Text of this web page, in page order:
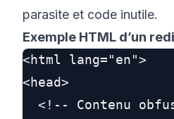
parasite et code inutile.
Exemple HTML d’un
<html lang="en">
<head>
<!-- Contenu